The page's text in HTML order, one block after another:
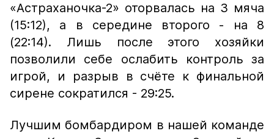
«Астраханочка-2» оторвалась на 3 мяча
(15:12), а в середине второго - на 8
(22:14). Лишь после этого хозяйки
позволили себе ослабить контроль за
игрой, и разрыв в счёте к финальной
сирене сократился - 29:25.
Лучшим бомбардиром в нашей команде